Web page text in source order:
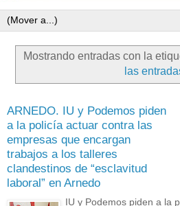
Mostrando entradas con la
las
ARNEDO. IU y Podemos piden
a la policía actuar contra las
empresas que encargan
trabajos a los talleres
clandestinos de “esclavitud
laboral” en Arnedo
IU y Podemos piden a la